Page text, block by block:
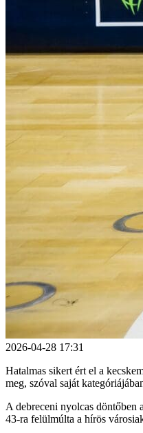
2026-04-28 17:31
Hatalmas sikert ért el a
meg, szóval saját
A debreceni nyolcas döntőben
43-ra felülmúlta a hírös